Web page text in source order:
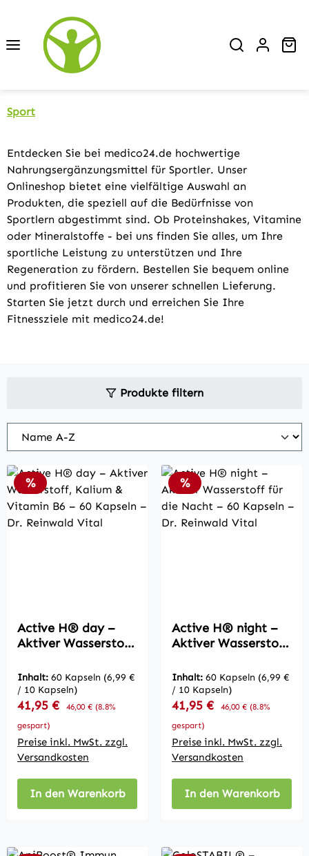
Zum Hauptinhalt springen
Sport
Entdecken Sie bei medico24.de hochwertige
Nahrungsergänzungsmittel für Sportler. Unser
Onlineshop bietet eine vielfältige Auswahl an
Produkten, die speziell auf die Bedürfnisse von
Sportlern abgestimmt sind. Ob Proteinshakes, Vitamine
oder Mineralstoffe - bei uns finden Sie alles, um Ihre
sportliche Leistung zu unterstützen und Ihre
Regeneration zu fördern. Bestellen Sie bequem online
und profitieren Sie von unserer schnellen Lieferung.
Starten Sie jetzt durch und erreichen Sie Ihre
Fitnessziele mit medico24.de!
Produkte filtern
Rabatt
%
Active H® day –
Aktiver Wasserstoff,
– 60 Kapseln – Dr.
Reinwald Vital
Inhalt: 60 Kapseln (6,99 €
/ 10 Kapseln)
Verkaufspreis:
41,95 € Regulärer Preis:
46,00 € (8.8%
gespart)
Preise inkl. MwSt. zzgl.
Versandkosten
In den Warenkorb
Rabatt
%
Active H® night –
Aktiver Wasserstoff
Kapseln – Dr.
Reinwald Vital
Inhalt: 60 Kapseln (6,99 €
/ 10 Kapseln)
Verkaufspreis:
41,95 € Regulärer Preis:
46,00 € (8.8%
gespart)
Preise inkl. MwSt. zzgl.
Versandkosten
In den Warenkorb